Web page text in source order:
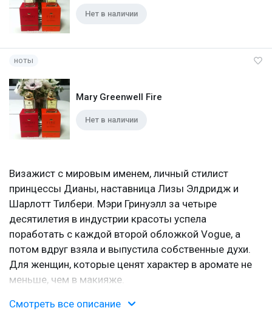
Нет в наличии
ноты
Mary Greenwell Fire
Нет в наличии
Визажист с мировым именем, личный стилист
принцессы Дианы, наставница Лизы Элдридж и
Шарлотт Тилбери. Мэри Гринуэлл за четыре
десятилетия в индустрии красоты успела
поработать с каждой второй обложкой Vogue, а
потом вдруг взяла и выпустила собственные духи.
Для женщин, которые ценят характер в аромате не
меньше, чем в макияже.
От кисти к флакону
Смотреть все описание